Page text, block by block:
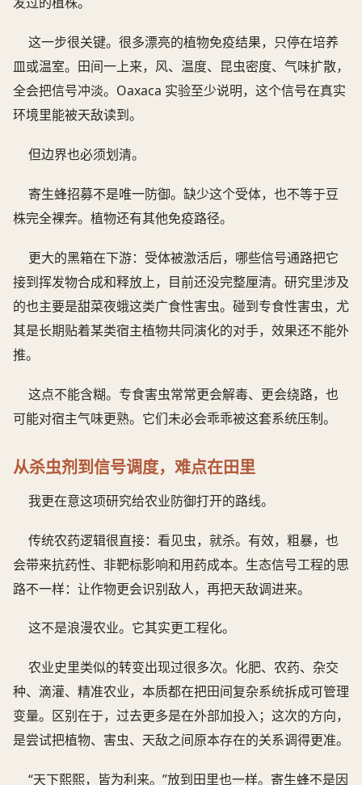
这一步很关键。很多漂亮的植物免疫结果，只停在培养
皿或温室。田间一上来，风、温度、昆虫密度、气味扩散，
全会把信号冲淡。Oaxaca 实验至少说明，这个信号在真实
环境里能被天敌读到。
但边界也必须划清。
寄生蜂招募不是唯一防御。缺少这个受体，也不等于豆
株完全裸奔。植物还有其他免疫路径。
更大的黑箱在下游：受体被激活后，哪些信号通路把它
接到挥发物合成和释放上，目前还没完整厘清。研究里涉及
的也主要是甜菜夜蛾这类广食性害虫。碰到专食性害虫，尤
其是长期贴着某类宿主植物共同演化的对手，效果还不能外
推。
这点不能含糊。专食害虫常常更会解毒、更会绕路，也
可能对宿主气味更熟。它们未必会乖乖被这套系统压制。
从杀虫剂到信号调度，难点在田里
我更在意这项研究给农业防御打开的路线。
传统农药逻辑很直接：看见虫，就杀。有效，粗暴，也
会带来抗药性、非靶标影响和用药成本。生态信号工程的思
路不一样：让作物更会识别敌人，再把天敌调进来。
这不是浪漫农业。它其实更工程化。
农业史里类似的转变出现过很多次。化肥、农药、杂交
种、滴灌、精准农业，本质都在把田间复杂系统拆成可管理
变量。区别在于，过去更多是在外部加投入；这次的方向，
是尝试把植物、害虫、天敌之间原本存在的关系调得更准。
“天下熙熙，皆为利来。”放到田里也一样。寄生蜂不是因